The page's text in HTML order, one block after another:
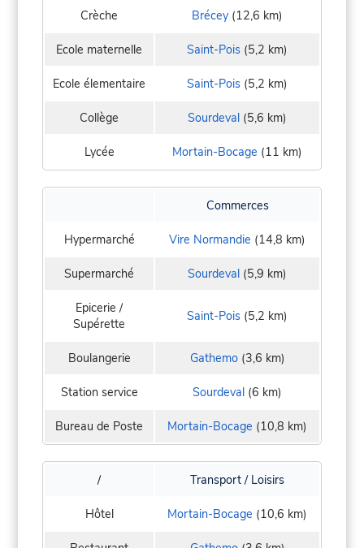
Crèche Brécey (12,6 km)
Ecole maternelle Saint-Pois (5,2 km)
Ecole élementaire Saint-Pois (5,2 km)
Collège Sourdeval (5,6 km)
Lycée Mortain-Bocage (11 km)
Commerces
Hypermarché Vire Normandie (14,8 km)
Supermarché Sourdeval (5,9 km)
Epicerie /
Supérette
Saint-Pois (5,2 km)
Boulangerie Gathemo(3,6 km)
Station service Sourdeval (6 km)
Bureau de Poste Mortain-Bocage (10,8 km)
/ Transport / Loisirs
Hôtel Mortain-Bocage (10,6 km)